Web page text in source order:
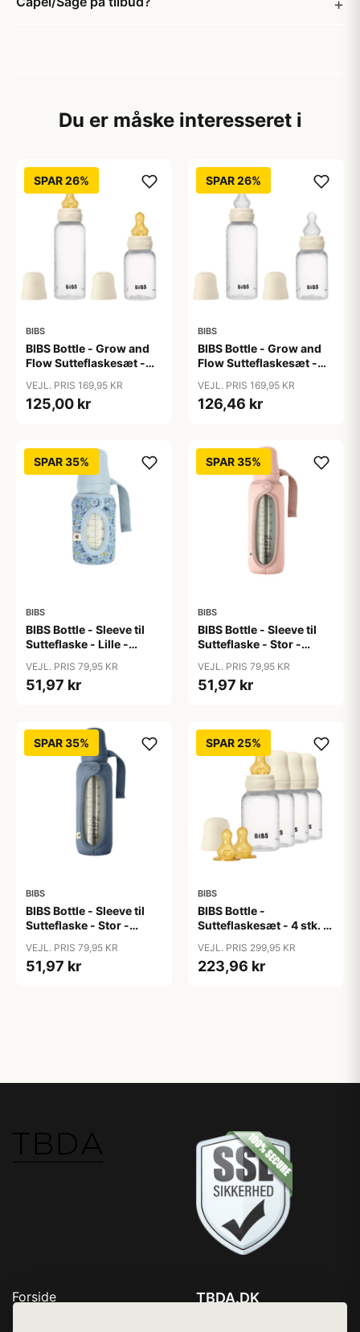
Du er måske interesseret i
SPAR 26%
BIBS
BIBS Bottle - Grow and
Flow Sutteflaskesæt -
Naturgummi/Rund -
150ml/270ml - 2-Pak -
VEJL. PRIS 169,95 KR
125,00 kr
SPAR 26%
BIBS
BIBS Bottle - Grow and
Flow Sutteflaskesæt -
150ml/270ml - 2-Pak -
Ivory
VEJL. PRIS 169,95 KR
126,46 kr
SPAR 35%
BIBS
BIBS Bottle - Sleeve til
Sutteflaske - Lille -
Lawn/Baby Blue
VEJL. PRIS 79,95 KR
51,97 kr
SPAR 35%
BIBS
BIBS Bottle - Sleeve til
Sutteflaske - Stor -
VEJL. PRIS 79,95 KR
51,97 kr
SPAR 35%
BIBS
BIBS Bottle - Sleeve til
Sutteflaske - Stor -
VEJL. PRIS 79,95 KR
51,97 kr
SPAR 25%
BIBS
BIBS Bottle -
Sutteflaskesæt - 4 stk. -
150ml - Ivory
VEJL. PRIS 299,95 KR
223,96 kr
Forside
TBDA.DK